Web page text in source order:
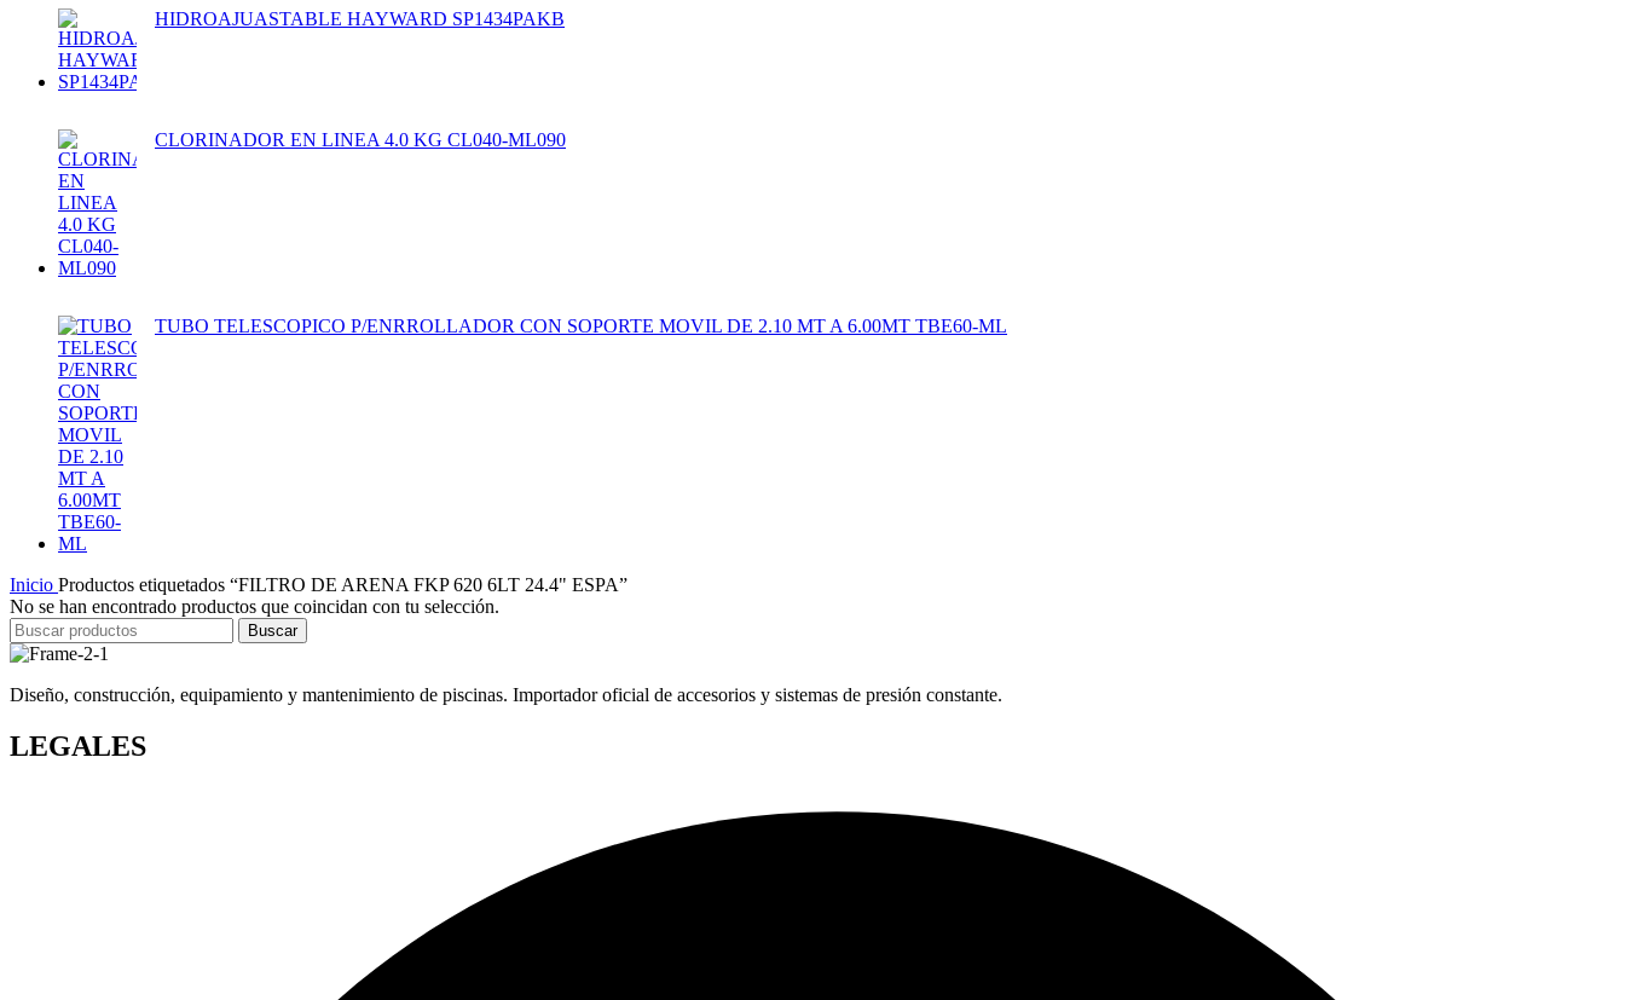
HIDROAJUASTABLE HAYWARD SP1434PAKB
CLORINADOR EN LINEA 4.0 KG CL040-ML090
TUBO TELESCOPICO P/ENRROLLADOR CON SOPORTE MOVIL DE 2.10 MT A 6.00MT TBE60-ML
Inicio Productos etiquetados “FILTRO DE ARENA FKP 620 6LT 24.4" ESPA”
No se han encontrado productos que coincidan con tu selección.
Buscar
Diseño, construcción, equipamiento y mantenimiento de piscinas. Importador oficial de accesorios y sistemas de presión constante.
LEGALES